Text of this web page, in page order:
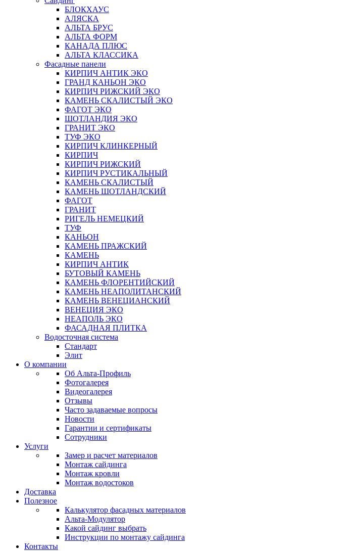
БЛОКХАУС
АЛЯСКА
АЛЬТА БРУС
АЛЬТА ФОРМ
КАНАДА ПЛЮС
АЛЬТА КЛАССИКА
Фасадные панели
КИРПИЧ АНТИК ЭКО
ГРАНД КАНЬОН ЭКО
КИРПИЧ РИЖСКИЙ ЭКО
КАМЕНЬ СКАЛИСТЫЙ ЭКО
ФАГОТ ЭКО
ШОТЛАНДИЯ ЭКО
ГРАНИТ ЭКО
ТУФ ЭКО
КИРПИЧ КЛИНКЕРНЫЙ
КИРПИЧ
КИРПИЧ РИЖСКИЙ
КИРПИЧ РУСТИКАЛЬНЫЙ
КАМЕНЬ СКАЛИСТЫЙ
КАМЕНЬ ШОТЛАНДСКИЙ
ФАГОТ
ГРАНИТ
РИГЕЛЬ НЕМЕЦКИЙ
ТУФ
КАНЬОН
КАМЕНЬ ПРАЖСКИЙ
КАМЕНЬ
КИРПИЧ АНТИК
БУТОВЫЙ КАМЕНЬ
КАМЕНЬ ФЛОРЕНТИЙСКИЙ
КАМЕНЬ НЕАПОЛИТАНСКИЙ
КАМЕНЬ ВЕНЕЦИАНСКИЙ
ВЕНЕЦИЯ ЭКО
НЕАПОЛЬ ЭКО
ФАСАДНАЯ ПЛИТКА
Водосточная система
Стандарт
Элит
О компании
Об Альта-Профиль
Фотогалерея
Видеогалерея
Отзывы
Часто задаваемые вопросы
Новости
Гарантии и сертификаты
Сотрудники
Услуги
Замер и расчет материалов
Монтаж сайдинга
Монтаж кровли
Монтаж водостоков
Доставка
Полезное
Калькулятор фасадных материалов
Альта-Модулятор
Какой сайдинг выбрать
Инструкции по монтажу сайдинга
Контакты